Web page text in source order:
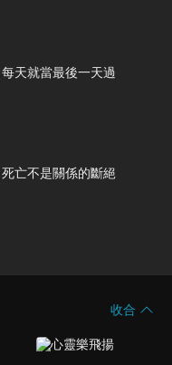
天就當最後一天過
亡不是關係的斷絕
收合